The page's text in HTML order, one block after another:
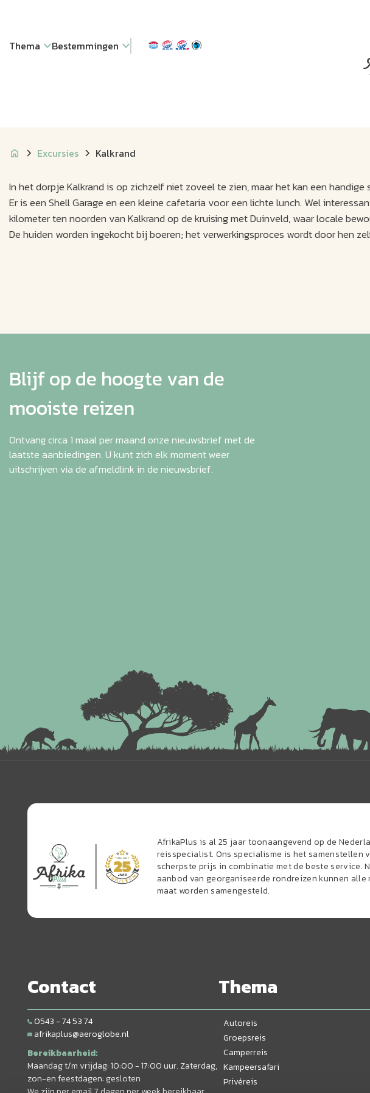
Thema Bestemmingen
Excursies Kalkrand
In het dorpje Kalkrand is op zichzelf niet zoveel te zien, maar het kan een
Er is een Shell Garage en een kleine cafetaria voor een lichte lunch. Wel
kilometer ten noorden van Kalkrand op de kruising met Duinveld, waar locale
De huiden worden ingekocht bij boeren; het verwerkingsproces wordt door hen
Blijf op de hoogte van de
mooiste reizen
Ontvang circa 1 maal per maand onze nieuwsbrief met de
laatste aanbiedingen. U kunt zich elk moment weer
uitschrijven via de afmeldlink in de nieuwsbrief.
AfrikaPlus is al 25 jaar toonaangevend op de
reisspecialist. Ons specialisme is het samenstellen
scherpste prijs in combinatie met de beste service.
aanbod van georganiseerde rondreizen kunnen
maat worden samengesteld.
Contact
0543 - 74 53 74
afrikaplus@aeroglobe.nl
Bereikbaarheid:
Maandag t/m vrijdag: 10:00 - 17:00 uur. Zaterdag,
zon-en feestdagen: gesloten
Thema
Autoreis
Groepsreis
Camperreis
Kampeersafari
Privéreis